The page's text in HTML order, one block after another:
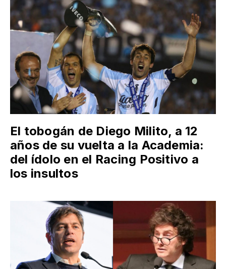
El tobogán de Diego Milito, a 12
años de su vuelta a la Academia:
del ídolo en el Racing Positivo a
los insultos